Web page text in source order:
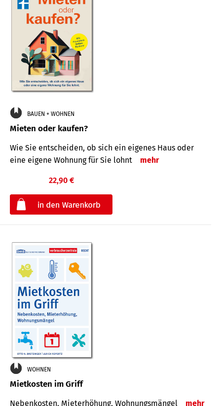
BAUEN + WOHNEN
Mieten oder kaufen?
Wie Sie entscheiden, ob sich ein eigenes Haus oder
eine eigene Wohnung für Sie lohnt
mehr
22,90 €
WOHNEN
Mietkosten im Griff
Nebenkosten, Mieterhöhung, Wohnungsmängel mehr